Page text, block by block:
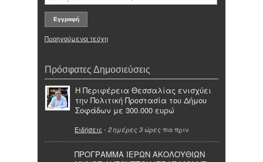
Προηγούμενα τεύχη
Πρόσφατες Δημοσιεύσεις
Η Περιφέρεια Θεσσαλίας ενισχύει
την Πολιτική Προστασία του Δήμου
Σοφάδων με 300.000 ευρώ
Ειδήσεις - 2 ημέρες 3 ώρες πιο πριν
ΠΡΟΓΡΑΜΜΑ ΙΕΡΩΝ ΑΚΟΛΟΥΘΙΩΝ